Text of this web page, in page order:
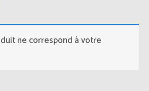
ne correspond à votre